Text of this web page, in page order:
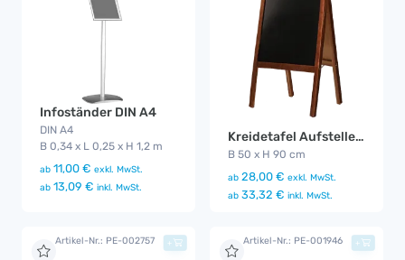
Infoständer DIN A4
DIN A4
B 0,34 x L 0,25 x H 1,2 m
ab 11,00 € exkl. MwSt.
ab 13,09 € inkl. MwSt.
Kreidetafel Aufsteller aus Holz – beidseitig
B 50 x H 90 cm
ab 28,00 € exkl. MwSt.
ab 33,32 € inkl. MwSt.
Artikel-Nr.: PE-002757 + Artikel-Nr.: PE-001946 +